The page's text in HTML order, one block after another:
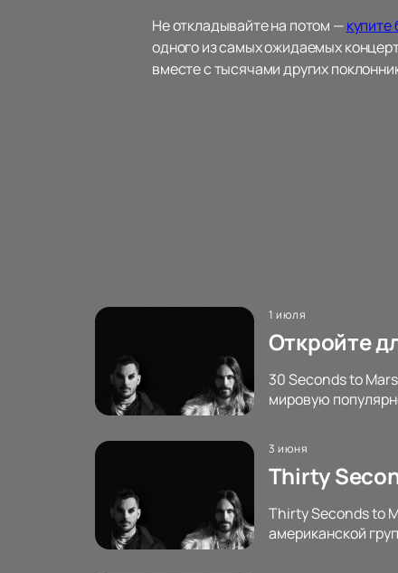
Не откладывайте на потом —
одного из самых ожидаемых
вместе с тысячами других
1 июля
Откройте
30 Seconds to
мировую
3 июня
Thirty
Thirty Seconds to
американской